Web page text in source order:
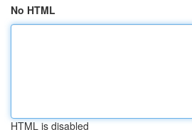
No HTML
HTML is disabled